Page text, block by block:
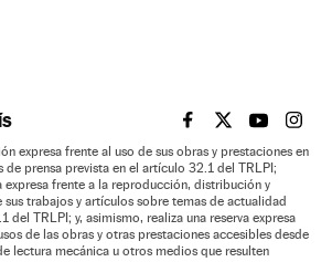
EL PAÍS BRASIL EN
EL PAÍSEL PAÍS
EL
expresa frente al uso de sus obras y prestaciones en
de prensa prevista en el artículo 32.1 del TRLPI;
expresa frente a la reproducción, distribución y
trabajos y artículos sobre temas de actualidad
del TRLPI; y, asimismo, realiza una reserva expresa
de las obras y otras prestaciones accesibles desde
lectura mecánica u otros medios que resulten